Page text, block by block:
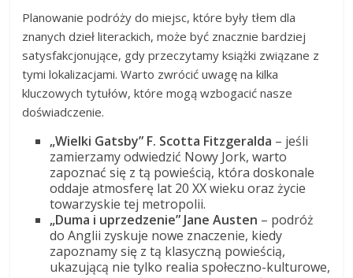
Planowanie podróży do miejsc, które były tłem dla
znanych dzieł literackich, może być znacznie bardziej
satysfakcjonujące, gdy przeczytamy książki związane z
tymi lokalizacjami. Warto zwrócić uwagę na kilka
kluczowych tytułów, które mogą wzbogacić nasze
doświadczenie.
„Wielki Gatsby” F. Scotta Fitzgeralda – jeśli
zamierzamy odwiedzić Nowy Jork, warto
zapoznać się z tą powieścią, która doskonale
oddaje atmosferę lat 20 XX wieku oraz życie
towarzyskie tej metropolii.
„Duma i uprzedzenie” Jane Austen – podróż
do Anglii zyskuje nowe znaczenie, kiedy
zapoznamy się z tą klasyczną powieścią,
ukazującą nie tylko realia społeczno-kulturowe,